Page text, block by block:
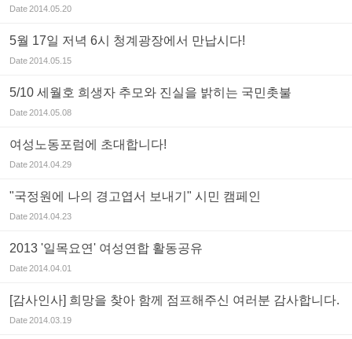
Date2014.05.20
5월 17일 저녁 6시 청계광장에서 만납시다!
Date2014.05.15
5/10 세월호 희생자 추모와 진실을 밝히는 국민촛불
Date2014.05.08
여성노동포럼에 초대합니다!
Date2014.04.29
"국정원에 나의 경고엽서 보내기" 시민 캠페인
Date2014.04.23
2013 '일목요연' 여성연합 활동공유
Date2014.04.01
[감사인사] 희망을 찾아 함께 점프해주신 여러분 감사합니다.
Date2014.03.19